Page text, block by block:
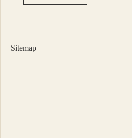
Fiiller
Sitemap